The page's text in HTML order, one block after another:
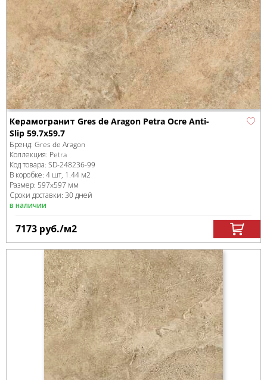
Керамогранит Gres de Aragon Petra Ocre Anti-
Slip 59.7x59.7
Бренд: Gres de Aragon
Коллекция: Petra
Код товара: SD-248236-99
В коробке: 4 шт, 1.44 м2
Размер: 597x597 мм
Сроки доставки: 30 дней
в наличии
7173 руб./м2